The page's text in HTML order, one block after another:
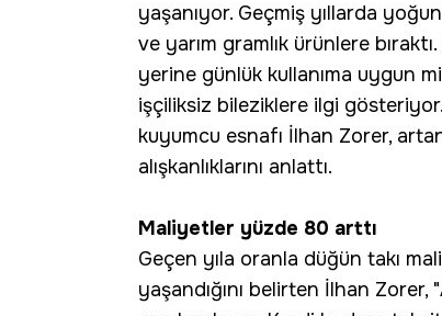
yaşanıyor. Geçmiş yıllarda
ve yarım gramlık ürünlere
yerine günlük kullanıma uygun
işçiliksiz bileziklere ilgi
kuyumcu esnafı İlhan Zorer,
alışkanlıklarını anlattı.
Maliyetler yüzde 80 arttı
Geçen yıla oranla düğün takı
yaşandığını belirten İlhan